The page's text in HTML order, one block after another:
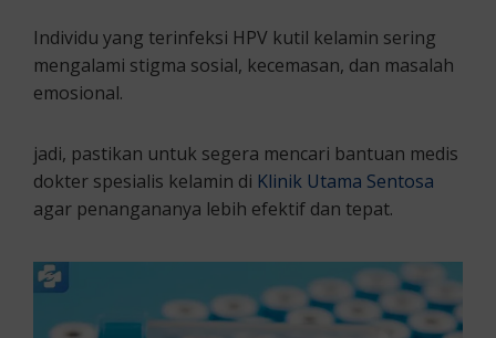
Individu yang terinfeksi HPV kutil kelamin sering
mengalami stigma sosial, kecemasan, dan masalah
emosional.
jadi, pastikan untuk segera mencari bantuan medis
dokter spesialis kelamin di Klinik Utama Sentosa
agar penangananya lebih efektif dan tepat.